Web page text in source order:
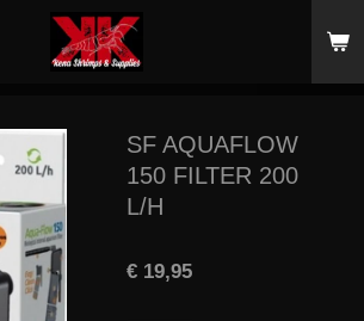
SF AQUAFLOW
150 FILTER 200
L/H
€ 19,95